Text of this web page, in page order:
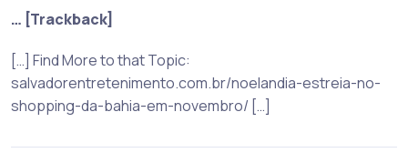
… [Trackback]
[…] Find More to that Topic:
salvadorentretenimento.com.br/noelandia-estreia-no-
shopping-da-bahia-em-novembro/ […]